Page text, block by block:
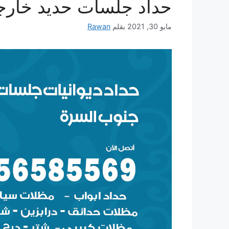
حداد جلسات حديد
مايو 30, 2021 بقلم Rawan